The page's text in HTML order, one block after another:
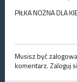
PIŁKA NOŻNA DLA
Musisz być
komentarz. Zaloguj